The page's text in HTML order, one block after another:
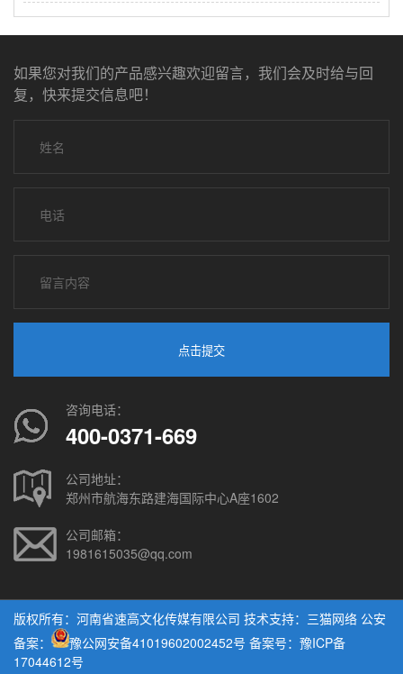
如果您对我们的产品感兴趣欢迎留言，我们会及时给与回
复，快来提交信息吧！
点击提交
咨询电话：
400-0371-669
公司地址：
郑州市航海东路建海国际中心A座1602
公司邮箱：
1981615035@qq.com
版权所有：河南省速高文化传媒有限公司 技术支持： 三猫网络 公安
备案：
豫公网安备41019602002452号 备案号：豫ICP备
17044612号